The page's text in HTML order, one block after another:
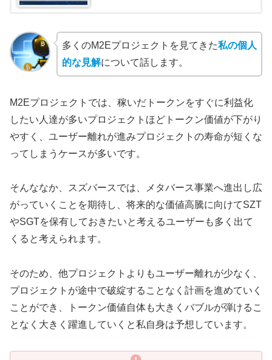
多くのM2Eプロジェクトを見てきた私の個人
的な見解について話します。
M2Eプロジェクトでは、稼いだトークンをすぐに利益化
したい人達が多いプロジェクトほどトークン価値が下がり
やすく、ユーザー離れが進みプロジェクトの寿命が短くな
ってしまうケースが多いです。
そんななか、スズバースでは、メタバース事業へ進出し広
がっていくことを期待し、将来的な価値高騰に向けてSZT
やSGTを保有しておきたいと考えるユーザーも多く出て
くると考えられます。
そのため、他プロジェクトよりもユーザー離れが少なく、
プロジェクトが途中で破綻することなく計画を進めていく
ことができ、トークン価値自体も大きくバブルが弾けるこ
となく大きく躍進していくと私自身は予想しています。